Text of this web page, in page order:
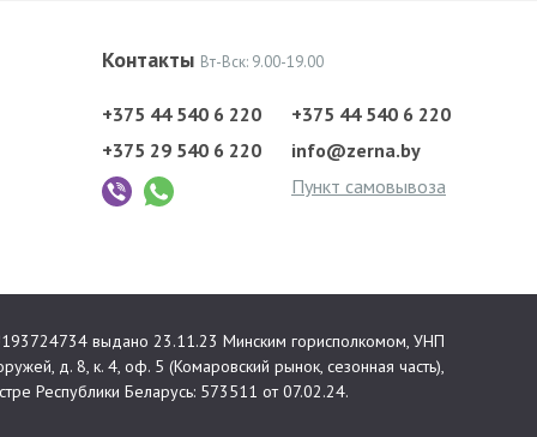
Контакты Вт-Вск: 9.00-19.00
+375 44 540 6 220
+375 29 540 6 220
+375 44 540 6 220
info@zerna.by
Пункт самовывоза
выдано 23.11.23 Минским горисполкомом, УНП
д. 8, к. 4, оф. 5 (Комаровский рынок, сезонная часть),
Республики Беларусь: 573511 от 07.02.24.